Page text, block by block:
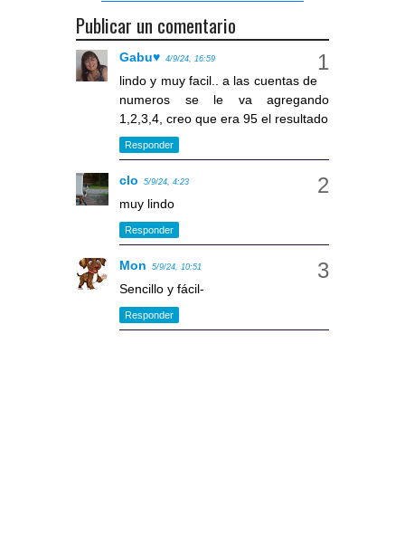
Publicar un comentario
Gabu♥ 4/9/24, 16:59
lindo y muy facil.. a las cuentas de
numeros se le va agregando
1,2,3,4, creo que era 95 el resultado
Responder
clo 5/9/24, 4:23
muy lindo
Responder
Mon 5/9/24, 10:51
Sencillo y fácil-
Responder